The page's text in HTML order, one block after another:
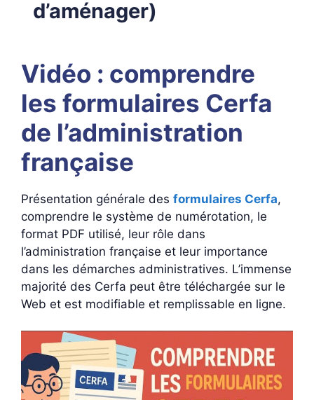
d’aménager)
Vidéo : comprendre
les formulaires Cerfa
de l’administration
française
Présentation générale des formulaires Cerfa,
comprendre le système de numérotation, le
format PDF utilisé, leur rôle dans
l’administration française et leur importance
dans les démarches administratives. L’immense
majorité des Cerfa peut être téléchargée sur le
Web et est modifiable et remplissable en ligne.